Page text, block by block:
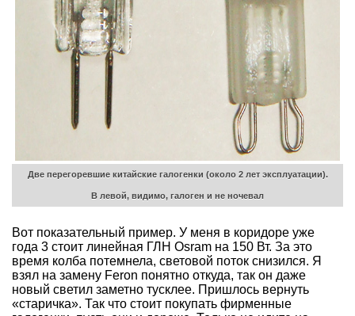
Две перегоревшие китайские галогенки (около 2 лет эксплуатации).
В левой, видимо, галоген и не ночевал
Вот показательный пример. У меня в коридоре уже
года 3 стоит линейная ГЛН Osram на 150 Вт. За это
время колба потемнела, световой поток снизился. Я
взял на замену Feron понятно откуда, так он даже
новый светил заметно тусклее. Пришлось вернуть
«старичка». Так что стоит покупать фирменные